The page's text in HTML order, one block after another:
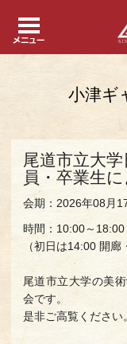
小津ギ
尾道市立大
員・卒業生
会期：2026年08月
時間：10:00～18:00
（初日は14:00 開廊
尾道市立大学の美
会です。
是非ご高覧ください。